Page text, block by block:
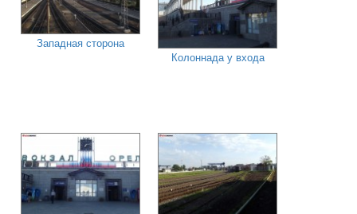
Западная сторона
Колоннада у входа